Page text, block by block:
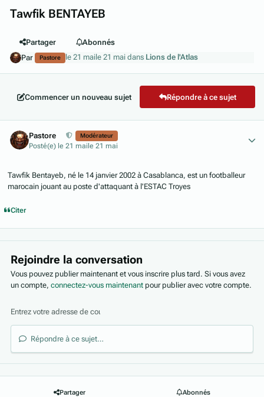
Tawfik BENTAYEB
Partager
Abonnés
Par
Pastore le 21 maile 21 mai dans Lions de l'Atlas
Commencer un nouveau sujet Répondre à ce sujet
Pastore Modérateur
Posté(e) le 21 mai le 21 mai
Tawfik Bentayeb, né le 14 janvier 2002 à Casablanca, est un footballeur
marocain jouant au poste d'attaquant à l'ESTAC Troyes
Citer
Rejoindre la conversation
Vous pouvez publier maintenant et vous inscrire plus tard. Si vous avez
un compte,connectez-vous maintenant pour publier avec votre compte.
Répondre à ce sujet…
Partager Abonnés